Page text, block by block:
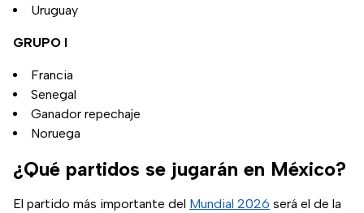
Uruguay
GRUPO I
Francia
Senegal
Ganador repechaje
Noruega
¿Qué partidos se jugarán en México?
El partido más importante del Mundial 2026 será el de la